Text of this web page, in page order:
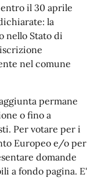
il 30 aprile
la
nello Stato di
nel comune
permane
o fino a
Per votare per i
Europeo e/o per
domande
a fondo pagina. E'